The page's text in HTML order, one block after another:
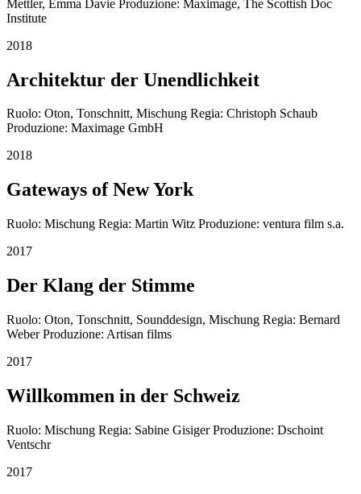
Mettler, Emma Davie Produzione: Maximage, The Scottish Doc
Institute
2018
Architektur der Unendlichkeit
Ruolo: Oton, Tonschnitt, Mischung Regia: Christoph Schaub
Produzione: Maximage GmbH
2018
Gateways of New York
Ruolo: Mischung Regia: Martin Witz Produzione: ventura film s.a.
2017
Der Klang der Stimme
Ruolo: Oton, Tonschnitt, Sounddesign, Mischung Regia: Bernard
Weber Produzione: Artisan films
2017
Willkommen in der Schweiz
Ruolo: Mischung Regia: Sabine Gisiger Produzione: Dschoint
Ventschr
2017